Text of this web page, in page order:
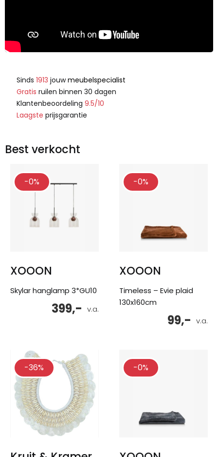
Sinds 1913 jouwmeubelspecialist
Gratis ruilen binnen 30 dagen
Klantenbeoordeling 9.5/10
Laagste prijsgarantie
Best verkocht
-0%
XOOON
Skylar hanglamp 3*GU10
v.a.
399,-
-0%
XOOON
Timeless – Evie plaid
130x160cm
v.a.
99,-
-36% -0%